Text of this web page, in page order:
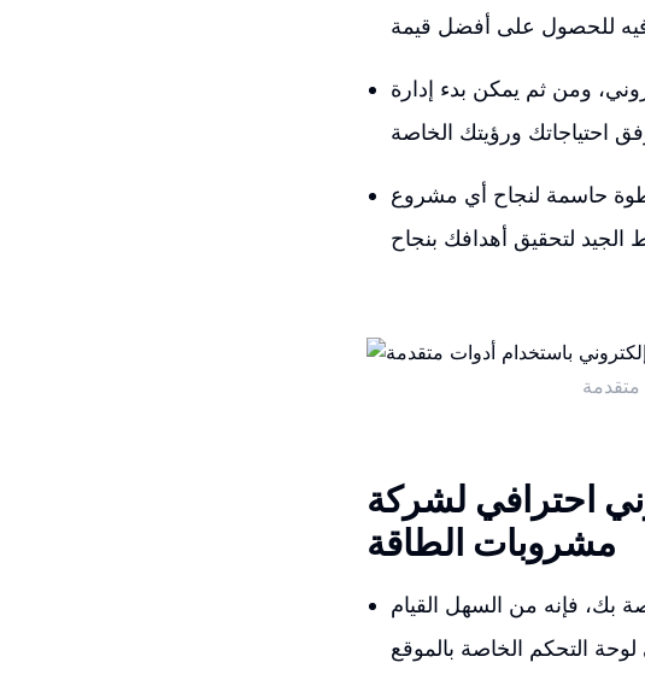
ومن ثم يمكن بدء إدارة
خطوة حاسمة لنجاح أي مشروع
متقدمة
احترافي لشركة
مشروبات الطاقة
بك، فإنه من السهل القيام
التحكم الخاصة بالموقع